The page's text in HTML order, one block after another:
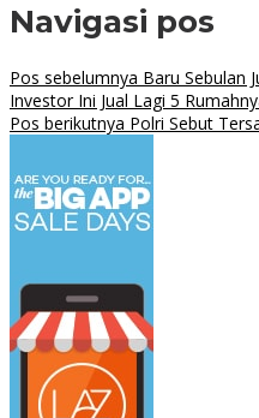
Navigasi pos
Pos sebelumnya Baru Sebulan
Investor Ini Jual Lagi 5
Pos berikutnya Polri Sebut